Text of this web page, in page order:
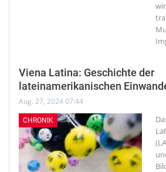
Viena Latina: Geschichte der
lateinamerikanischen
Aug. 27, 2024 07:44
CHRONIK